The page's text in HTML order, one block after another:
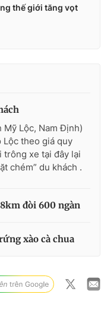
Mỹ Lộc, Nam Định)
Lộc theo giá quy
trông xe tại đây lại
chém” du khách .
đòi 600 ngàn
xào cà chua